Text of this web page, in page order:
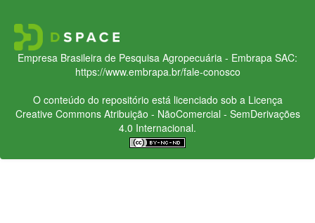
Empresa Brasileira de Pesquisa Agropecuária - Embrapa SAC:
https://www.embrapa.br/fale-conosco
O conteúdo do repositório está licenciado sob a Licença
Creative CommonsAtribuição - NãoComercial - SemDerivações
4.0 Internacional.